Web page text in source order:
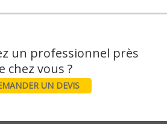
un professionnel près
UN DEVIS